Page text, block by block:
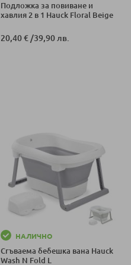
Подложка за повиване и
хавлия 2 в 1 Hauck Floral Beige
20,40 € /39,90 лв.
НАЛИЧНО
Сгъваема бебешка вана Hauck
Wash N Fold L